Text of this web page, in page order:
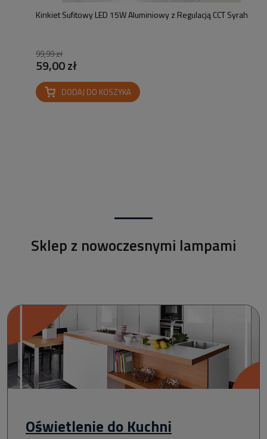
Kinkiet Sufitowy LED 15W Aluminiowy z Regulacją CCT Syrah
99,99 zł
59,00 zł
DODAJ DO KOSZYKA
Sklep z nowoczesnymi lampami
Oświetlenie do Kuchni